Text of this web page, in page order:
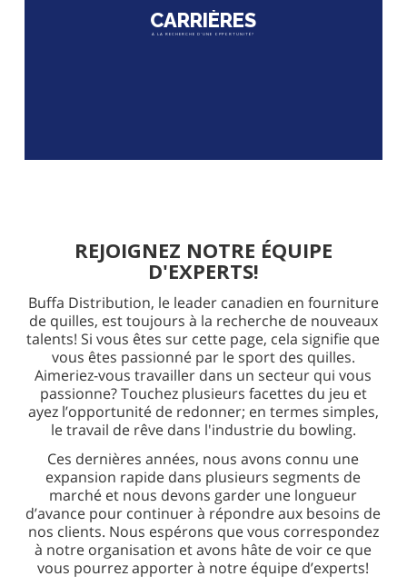
CARRIÈRES
À LA RECHERCHE D'UNE OPPORTUNITÉ?
REJOIGNEZ NOTRE ÉQUIPE
D'EXPERTS!
Buffa Distribution, le leader canadien en fourniture
de quilles, est toujours à la recherche de nouveaux
talents! Si vous êtes sur cette page, cela signifie que
vous êtes passionné par le sport des quilles.
Aimeriez-vous travailler dans un secteur qui vous
passionne? Touchez plusieurs facettes du jeu et
ayez l’opportunité de redonner; en termes simples,
le travail de rêve dans l'industrie du bowling.
Ces dernières années, nous avons connu une
expansion rapide dans plusieurs segments de
marché et nous devons garder une longueur
d’avance pour continuer à répondre aux besoins de
nos clients. Nous espérons que vous correspondez
à notre organisation et avons hâte de voir ce que
vous pourrez apporter à notre équipe d’experts!